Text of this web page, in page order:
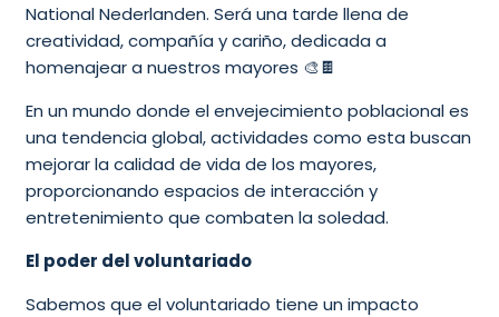
National Nederlanden. Será una tarde llena de
creatividad, compañía y cariño, dedicada a
homenajear a nuestros mayores 🎨🍫
En un mundo donde el envejecimiento poblacional es
una tendencia global, actividades como esta buscan
mejorar la calidad de vida de los mayores,
proporcionando espacios de interacción y
entretenimiento que combaten la soledad.
El poder del voluntariado
Sabemos que el voluntariado tiene un impacto